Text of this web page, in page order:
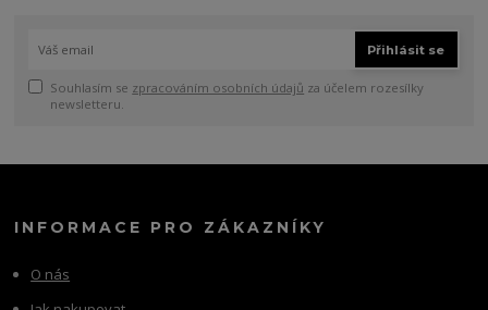
Přihlásit se
Souhlasím se zpracováním osobních údajů za účelem rozesílky
newsletteru.
INFORMACE PRO ZÁKAZNÍKY
O nás